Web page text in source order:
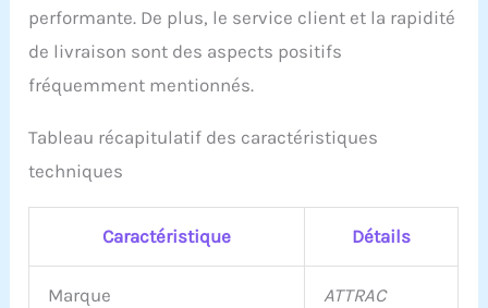
performante. De plus, le service client et la rapidité
de livraison sont des aspects positifs
fréquemment mentionnés.
Tableau récapitulatif des caractéristiques
techniques
Caractéristique Détails
Marque ATTRAC